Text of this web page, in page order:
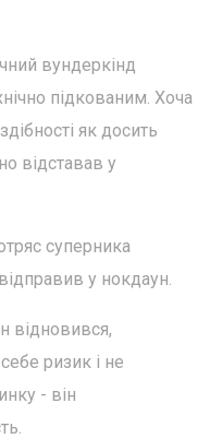
вундеркінд
підкованим. Хоча
як досить
відставав у
суперника
у нокдаун.
відновився,
ризик і не
- він